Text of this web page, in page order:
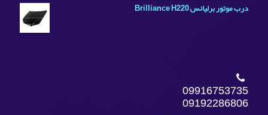
درب موتور برلیانس Brilliance H220
09916753735
09192286806